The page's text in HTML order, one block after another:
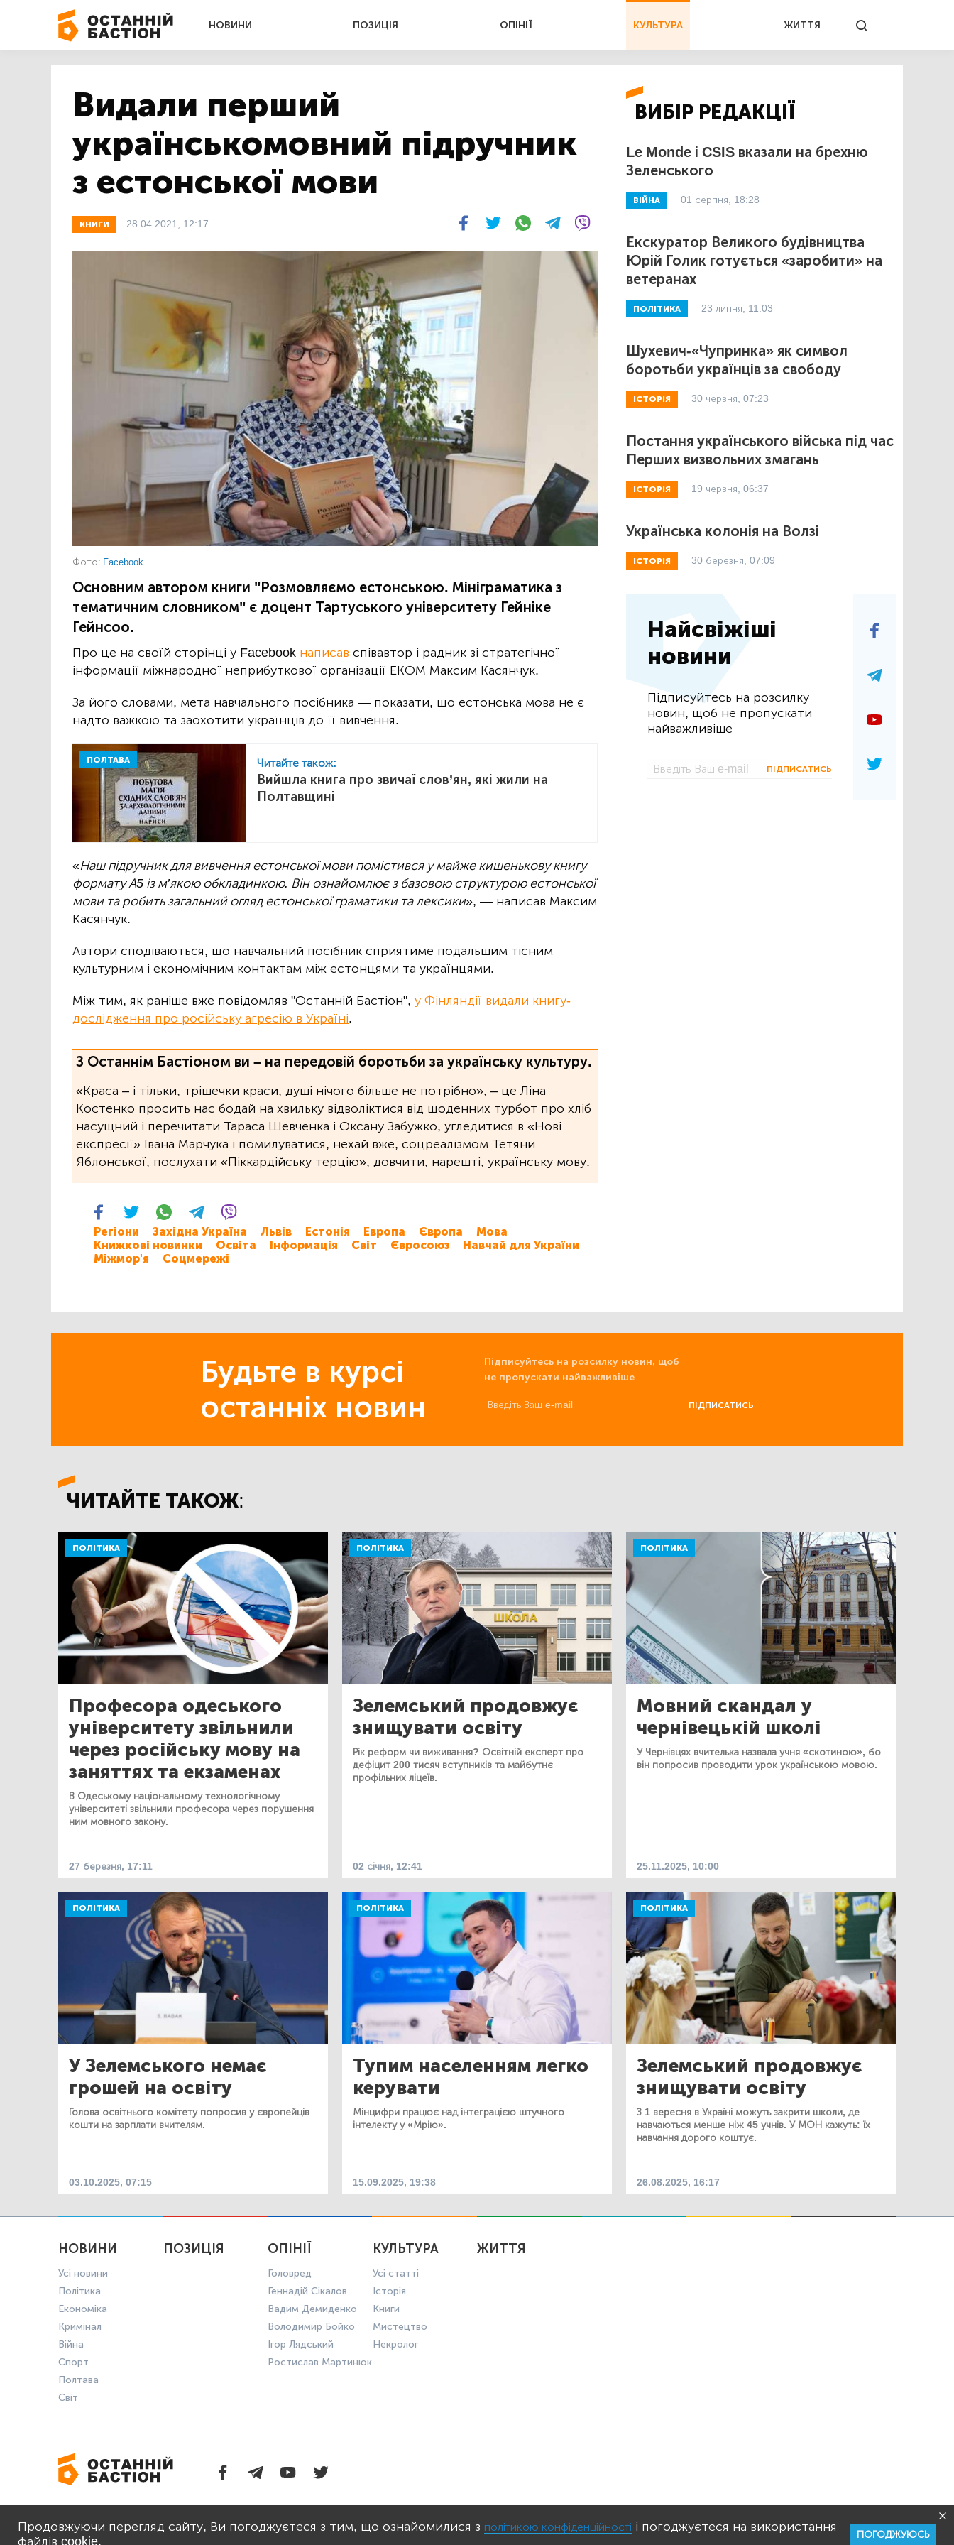
НОВИНИ ПОЗИЦІЯ ОПІНІЇ КУЛЬТУРА ЖИТТЯ
Видали перший
українськомовний підручник
з естонської мови
КНИГИ 28.04.2021, 12:17
Фото: Facebook
Основним автором книги "Розмовляємо естонською. Мініграматика з
тематичним словником" є доцент Тартуського університету Гейніке
Гейнсоо.
Про це на своїй сторінці у Facebook написав співавтор і радник зі стратегічної
інформації міжнародної неприбуткової організації ЕКОМ Максим Касянчук.
За його словами, мета навчального посібника — показати, що естонська мова не є
надто важкою та заохотити українців до її вивчення.
ПОЛТАВА Читайте також:
Вийшла книга про звичаї слов’ян, які жили на
Полтавщині
«Наш підручник для вивчення естонської мови помістився у майже кишенькову книгу
формату А5 із м’якою обкладинкою. Він ознайомлює з базовою структурою естонської
мови та робить загальний огляд естонської граматики та лексики», — написав Максим
Касянчук.
Автори сподіваються, що навчальний посібник сприятиме подальшим тісним
культурним і економічним контактам між естонцями та українцями.
Між тим, як раніше вже повідомляв "Останній Бастіон", у Фінляндії видали книгу-
дослідження про російську агресію в Україні.
З Останнім Бастіоном ви – на передовій боротьби за українську культуру.
«Краса – і тільки, трішечки краси, душі нічого більше не потрібно», ‒ це Ліна
Костенко просить нас бодай на хвильку відволіктися від щоденних турбот про хліб
насущний і перечитати Тараса Шевченка і Оксану Забужко, угледитися в «Нові
експресії» Івана Марчука і помилуватися, нехай вже, соцреалізмом Тетяни
Яблонської, послухати «Піккардійську терцію», довчити, нарешті, українську мову.
Регіони Західна Україна Львів Естонія Европа Європа
Мова
Книжкові новинки
Освіта Інформація Світ Євросоюз
Навчай для України
Міжмор'я
Соцмережі
ВИБІР РЕДАКЦІЇ
Le Monde і CSIS вказали на брехню
Зеленського
ВІЙНА 01 серпня, 18:28
Екскуратор Великого будівництва
Юрій Голик готується «заробити» на
ветеранах
ПОЛІТИКА 23 липня, 11:03
Шухевич-«Чупринка» як символ
боротьби українців за свободу
ІСТОРІЯ 30 червня, 07:23
Постання українського війська під час
Перших визвольних змагань
ІСТОРІЯ 19 червня, 06:37
Українська колонія на Волзі
ІСТОРІЯ 30 березня, 07:09
Найсвіжіші
новини
Підписуйтесь на розсилку
новин, щоб не пропускати
найважливіше
ПІДПИСАТИСЬ
Будьте в курсі
останніх новин
Підписуйтесь на розсилку новин, щоб
не пропускати найважливіше
ПІДПИСАТИСЬ
ЧИТАЙТЕ ТАКОЖ:
ПОЛІТИКА
Професора одеського
університету звільнили
через російську мову на
заняттях та екзаменах
В Одеському національному технологічному
університеті звільнили професора через порушення
ним мовного закону.
27 березня, 17:11
ПОЛІТИКА
Зелемський продовжує
знищувати освіту
Рік реформ чи виживання? Освітній експерт про
дефіцит 200 тисяч вступників та майбутнє
профільних ліцеїв.
02 січня, 12:41
ПОЛІТИКА
Мовний скандал у
чернівецькій школі
У Чернівцях вчителька назвала учня «скотиною», бо
він попросив проводити урок українською мовою.
25.11.2025, 10:00
ПОЛІТИКА
У Зелемського немає
грошей на освіту
Голова освітнього комітету попросив у європейців
кошти на зарплати вчителям.
03.10.2025, 07:15
ПОЛІТИКА
Тупим населенням легко
керувати
Мінцифри працює над інтеграцією штучного
інтелекту у «Мрію».
15.09.2025, 19:38
ПОЛІТИКА
Зелемський продовжує
знищувати освіту
З 1 вересня в Україні можуть закрити школи, де
навчаються менше ніж 45 учнів. У МОН кажуть: їх
навчання дорого коштує.
26.08.2025, 16:17
НОВИНИ
Усі новини
Політика
Економіка
Кримінал
Війна
Спорт
Полтава
Світ
ПОЗИЦІЯ ОПІНІЇ
Головред
Геннадій Сікалов
Вадим Демиденко
Володимир Бойко
Ігор Лядський
Ростислав Мартинюк
КУЛЬТУРА
Усі статті
Історія
Книги
Мистецтво
Некролог
ЖИТТЯ
ПОЛІТИКА КОНФІДЕНЦІЙНОСТІ ПРАВИЛА КОРИСТУВАННЯ
Продовжуючи перегляд сайту, Ви погоджуєтеся з тим, що ознайомилися з політикою конфіденційності і погоджуєтеся на використання
файлів cookie.
ПОГОДЖУЮСЬ